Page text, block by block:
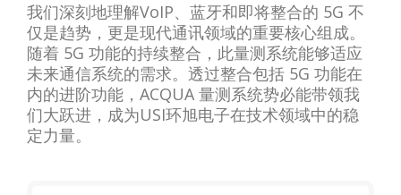
我们深刻地理解VoIP、蓝牙和即将整合的 5G 不
仅是趋势，更是现代通讯领域的重要核心组成。
随着 5G 功能的持续整合，此量测系统能够适应
未来通信系统的需求。透过整合包括 5G 功能在
内的进阶功能，ACQUA 量测系统势必能带领我
们大跃进，成为USI环旭电子在技术领域中的稳
定力量。